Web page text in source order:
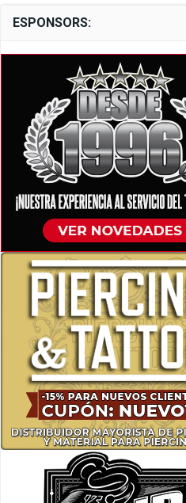
ESPONSORS: